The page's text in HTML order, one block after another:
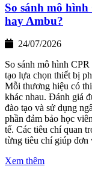
So sánh mô
hay Ambu?
24/07/2026
So sánh mô hình
tạo lựa chọn thiết bị
Mỗi thương hiệu có
khác nhau. Đánh giá
đào tạo và sử dụng
phần đảm bảo học
tế. Các tiêu chí quan
từng tiêu chí giúp
Xem thêm